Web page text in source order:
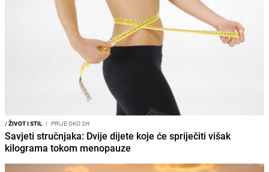
/ŽIVOT I STIL I PRIJE OKO 2H
Savjeti stručnjaka: Dvije dijete koje će spriječiti višak
kilograma tokom menopauze